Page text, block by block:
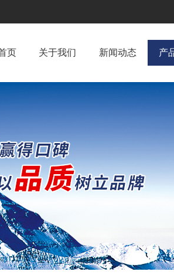
页 关于我们 新闻动态 产